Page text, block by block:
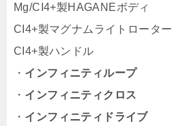
Mg/CI4+製HAGANEボディ
CI4+製マグナムライトローター
CI4+製ハンドル
・ インフィニティループ
・ インフィニティクロス
・ インフィニティドライブ